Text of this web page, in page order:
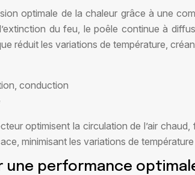
optimale de la chaleur grâce à une
du feu, le poêle continue à
réduit les variations de température,
conduction
optimisent la circulation de l’air
minimisant les variations de
une performance